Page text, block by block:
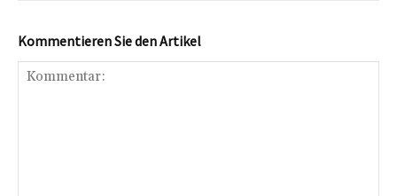
Kommentieren Sie den Artikel